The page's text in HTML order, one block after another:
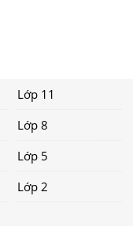
Lớp 11
Lớp 8
Lớp 5
Lớp 2